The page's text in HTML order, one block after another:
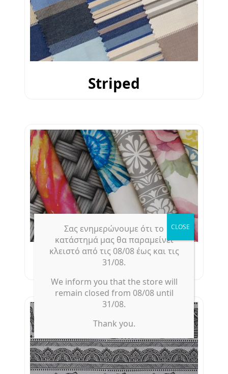
Striped
Print
Σας ενημερώνουμε ότι το
κατάστημά μας θα παραμείνει
κλειστό από τις 08/08 έως και τις
31/08.
We inform you that the store will
remain closed from 08/08 until
31/08.
Thank you.